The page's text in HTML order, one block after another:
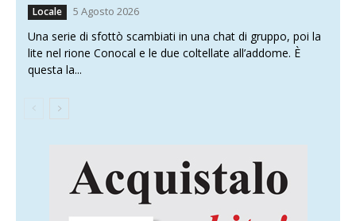
Locale 5 Agosto 2026
Una serie di sfottò scambiati in una chat di gruppo, poi la
lite nel rione Conocal e le due coltellate all’addome. È
questa la...